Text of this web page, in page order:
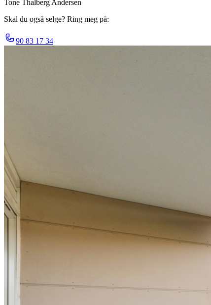
Tone Thalberg Andersen
Skal du også selge? Ring meg på:
90 83 17 34